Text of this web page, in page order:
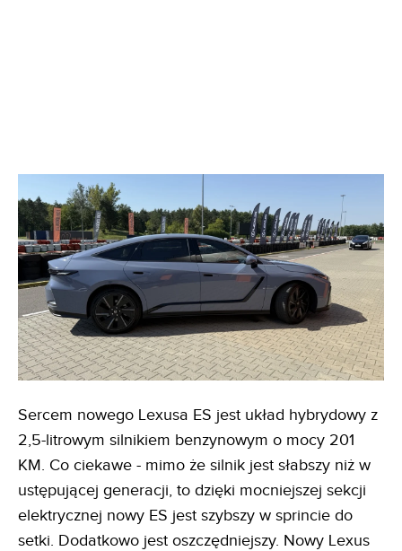
Sercem nowego Lexusa ES jest układ hybrydowy z
2,5-litrowym silnikiem benzynowym o mocy 201
KM. Co ciekawe - mimo że silnik jest słabszy niż w
ustępującej generacji, to dzięki mocniejszej sekcji
elektrycznej nowy ES jest szybszy w sprincie do
setki. Dodatkowo jest oszczędniejszy. Nowy Lexus